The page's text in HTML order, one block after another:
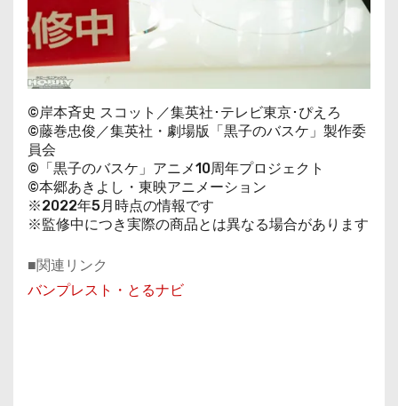
©岸本斉史 スコット／集英社･テレビ東京･ぴえろ
©藤巻忠俊／集英社・劇場版「黒子のバスケ」製作委
員会
©「黒子のバスケ」アニメ10周年プロジェクト
©本郷あきよし・東映アニメーション
※2022年5月時点の情報です
※監修中につき実際の商品とは異なる場合があります
■関連リンク
バンプレスト・とるナビ